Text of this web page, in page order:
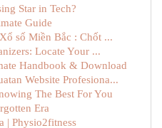
Star in Tech?
Guide
số Miền Bắc : Chốt ...
Locate Your ...
Handbook & Download
Website Profesiona...
The Best For You
Era
| Physio2fitness